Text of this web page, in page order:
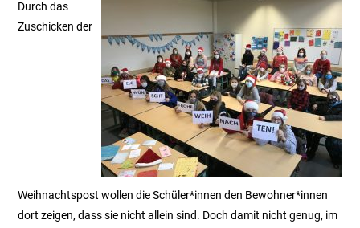
Durch das
Zuschicken der
Weihnachtspost wollen die Schüler*innen den Bewohner*innen
dort zeigen, dass sie nicht allein sind. Doch damit nicht genug, im